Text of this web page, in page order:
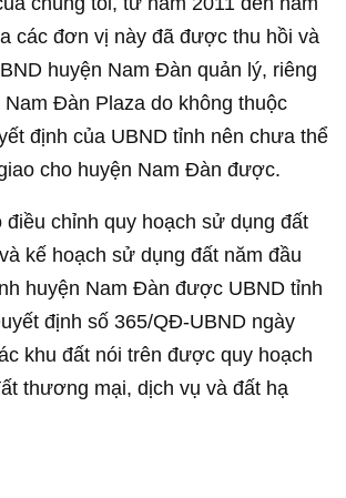
các đơn vị này đã được thu hồi và
huyện Nam Đàn quản lý, riêng
Đàn Plaza do không thuộc
định của UBND tỉnh nên chưa thể
cho huyện Nam Đàn được.
điều chỉnh quy hoạch sử dụng đất
kế hoạch sử dụng đất năm đầu
huyện Nam Đàn được UBND tỉnh
định số 365/QĐ-UBND ngày
khu đất nói trên được quy hoạch
thương mại, dịch vụ và đất hạ